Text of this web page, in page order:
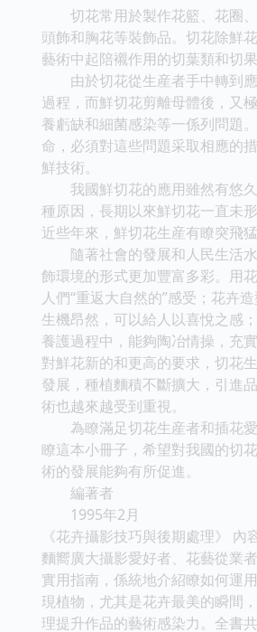
切花常用於製作花籃、花圈、
頭飾和胸花等裝飾品。切花除鮮
藝術中起陪襯作用的切葉類和切果
由於切花從生産者手中轉到應
過程，而鮮切花剪離母體後，又
養虧缺和細菌感染等一係列問題
命，必須對這些問題采取相應的
鮮技術。
我國鮮切花的應用雖然有悠久
種原因，長期以來鮮切花一直未
近些年來，鮮切花生産有瞭突飛猛
隨著社會的發展和人民生活水
飾環境的形式更加豐富多彩。用
人們“重返大自然的”感受；花卉
生機昂然，可以給人以喜悅之感
養護過程中，能夠陶冶情操，充
對鮮花新的和更高的要求，切花
發展，種植麵積不斷擴大，引進
術也越來越受到重視。
為瞭滿足切花生産者和插花愛
瞭這本小冊子，希望對我國的切
術的發展能夠有所促進。
編著者
1995年2月
《花卉攝影技巧與後期處理》 內
麵嚮廣大攝影愛好者、花藝從業
實用指南，係統地介紹瞭如何運
現植物，尤其是花卉最美的瞬間
理提升作品的藝術感染力。全書